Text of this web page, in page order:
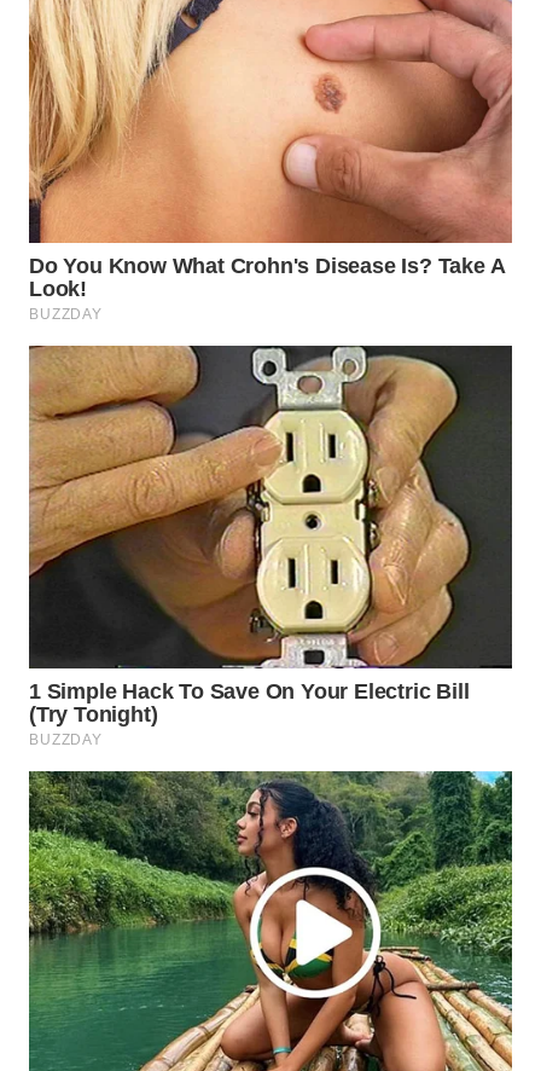
PRIANGAN
TIMUR
WN
SEMARANG
WN
BOROBUDUR
WN
MADURA
WN
SURABAYA
WN
BINTAN
WN
WN
LIKUPANG
WN
LABUANBAJO
WN
BORNEO